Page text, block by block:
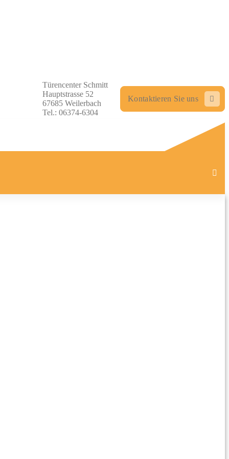
Türencenter Schmitt
Hauptstrasse 52
67685 Weilerbach
Tel.: 06374-6304
Kontaktieren Sie uns